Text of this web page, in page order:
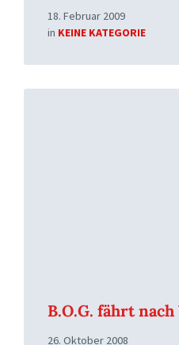
18. Februar 2009
in KEINE KATEGORIE
B.O.G. fährt
26. Oktober 2008